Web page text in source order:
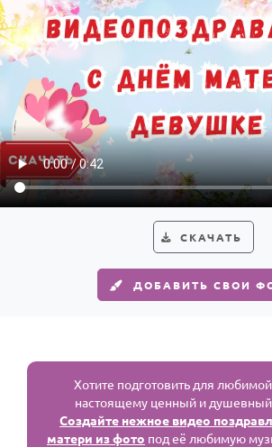
СКАЧАТЬ
ДОБАВИТЬ СВОИ
Хотите подготовить для
настоящему ценный и душевный
Создайте нежное видео
матери из фото под её любимую